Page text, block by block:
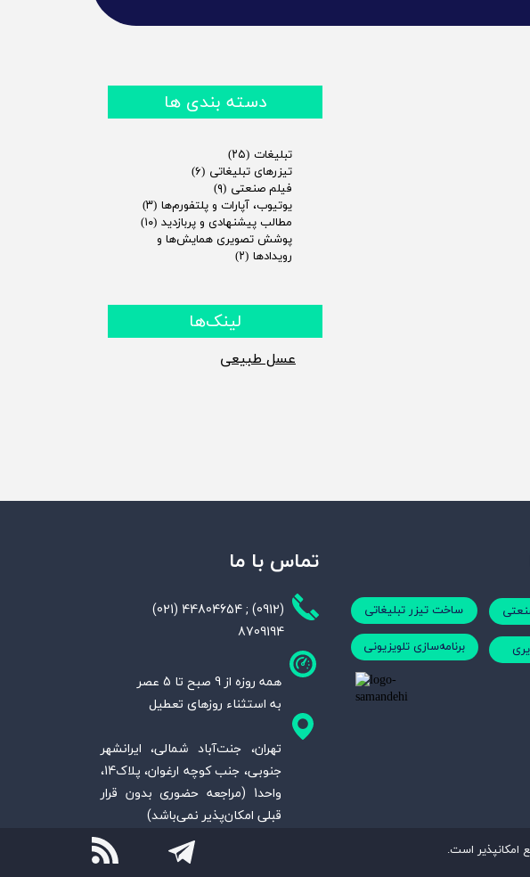
دسته بندی ها
تبلیغات (۲۵)
تیزرهای تبلیغاتی (۶)
فیلم صنعتی (۹)
یوتیوب، آپارات و پلتفورم‌ها (۳)
مطالب پیشنهادی و پربازدید (۱۰)
پوشش تصویری همایش‌ها و
رویدادها (۲)
لینک‌ها
​عسل طبیعی
امکانپذیر است.
تماس با ما
(021) 44804654 ; (0912)
8709194
همه روزه از 9 صبح تا 5 عصر
به استثناء روزهای تعطیل
تهران، جنت‌آباد شمالی، ایرانشهر
جنوبی، جنب کوچه ارغوان، پلاک14،
واحد1 (مراجعه حضوری بدون قرار
قبلی امکان‌پذیر نمی‌باشد)
ساخت تیزر تبلیغاتی
برنامه‌سازی تلویزیونی